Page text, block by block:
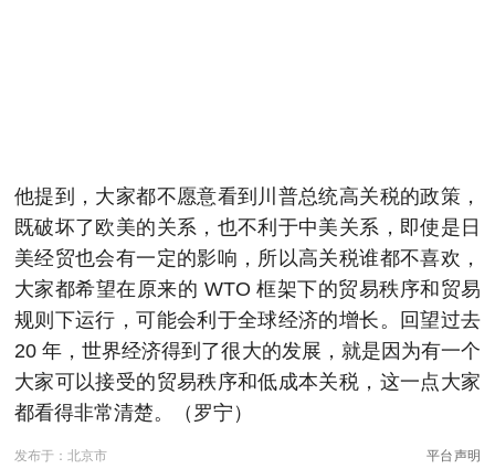
他提到，大家都不愿意看到川普总统高关税的政策，
既破坏了欧美的关系，也不利于中美关系，即使是日
美经贸也会有一定的影响，所以高关税谁都不喜欢，
大家都希望在原来的 WTO 框架下的贸易秩序和贸易
规则下运行，可能会利于全球经济的增长。回望过去
20 年，世界经济得到了很大的发展，就是因为有一个
大家可以接受的贸易秩序和低成本关税，这一点大家
都看得非常清楚。（罗宁）
发布于：北京市 平台声明